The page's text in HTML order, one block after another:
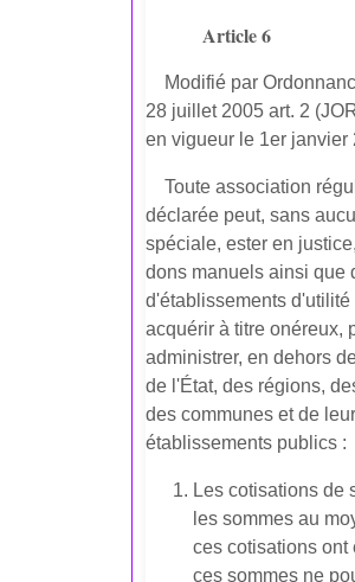
Article 6
Modifié par
28 juillet 2005 art. 2
en vigueur le 1er janvier
Toute association
déclarée peut, sans
spéciale, ester en
dons manuels ainsi que
d'établissements d'utilité
acquérir à titre onéreux,
administrer, en dehors
de l'État, des régions,
des communes et de
établissements publics :
Les cotisations de
les sommes au
ces cotisations ont
ces sommes ne